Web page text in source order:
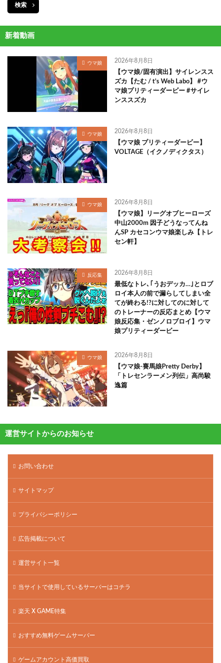
検索
新着動画
ウマ娘 2026年8月8日
【ウマ娘/固有演出】サイレンスス
ズカ【たむ / t’s Web Labo】 #ウ
マ娘プリティーダービー #サイレ
ンススズカ
ウマ娘 2026年8月8日
【ウマ娘 プリティーダービー】
VOLTAGE（イクノディクタス）
ウマ娘 2026年8月8日
【ウマ娘】リーグオブヒーローズ
中山2000m 因子どうなってんね
んSP カセコンウマ娘楽しみ【トレ
セン軒】
反応集 2026年8月8日
最低なトレ､｢うおデッカ…｣とロブ
ロイ本人の前で漏らしてしまい全
てが終わる!?に対してのに対して
のトレーナーの反応まとめ【ウマ
娘反応集・ゼンノロブロイ】ウマ
娘プリティーダービー
ウマ娘 2026年8月8日
【ウマ娘-賽馬娘Pretty Derby】
「トレセンラーメン列伝」高尚駿
逸篇
運営サイトからのお知らせ
お問い合わせ
サイトマップ
プライバシーポリシー
広告掲載について
運営サイト一覧
当サイトで使用しているサーバーはコチラ
楽天 X GAME特集
おすすめ無料ゲームサーバー
ゲームアカウント高価買取